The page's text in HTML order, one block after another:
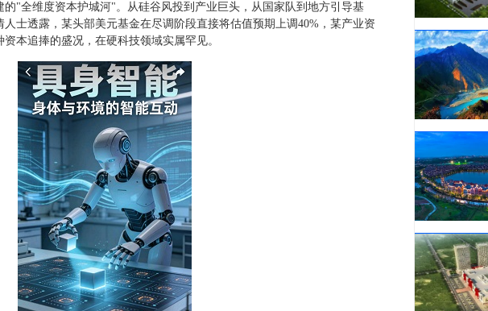
的"全维度资本护城河"。从硅谷风投到产业巨头，从国家队到地方引导基
士透露，某头部美元基金在尽调阶段直接将估值预期上调40%，某产业资
本追捧的盛况，在硬科技领域实属罕见。